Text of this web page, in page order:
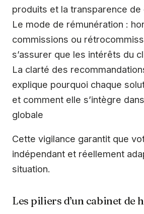
produits et la transparence de
Le mode de rémunération :
commissions ou
s’assurer que les intérêts du
La clarté des
explique pourquoi chaque
et comment elle s’intègre
globale
Cette vigilance garantit que
indépendant et réellement
situation.
Les piliers d’un cabinet de